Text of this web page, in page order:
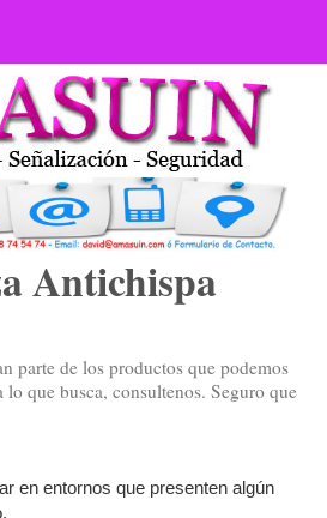
Antichispa
parte de los productos que podemos
que busca, consultenos. Seguro que
en entornos que presenten algún